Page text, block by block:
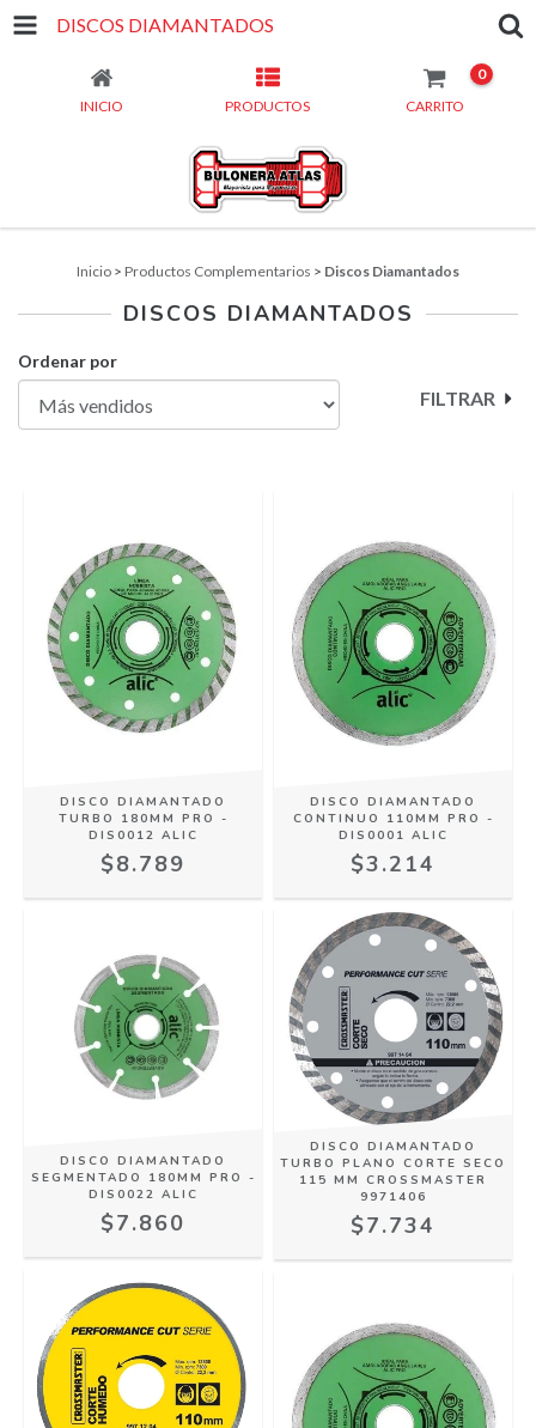
DISCOS DIAMANTADOS
INICIO PRODUCTOS CARRITO
0
Inicio > Productos Complementarios > Discos Diamantados
DISCOS DIAMANTADOS
Ordenar por
FILTRAR
DISCO DIAMANTADO
TURBO 180MM PRO -
DIS0012 ALIC
$8.789
DISCO DIAMANTADO
CONTINUO 110MM PRO -
DIS0001 ALIC
$3.214
DISCO DIAMANTADO
SEGMENTADO 180MM PRO -
DIS0022 ALIC
$7.860
DISCO DIAMANTADO
TURBO PLANO CORTE SECO
115 MM CROSSMASTER
9971406
$7.734